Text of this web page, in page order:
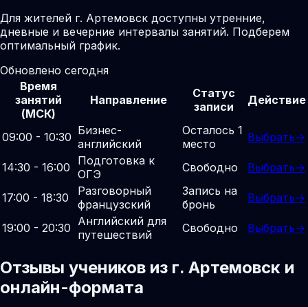
Для жителей г. Артемовск доступны утренние,
дневные и вечерние интервалы занятий. Подберем
оптимальный график.
Обновлено сегодня
Время
занятий
(МСК)
Направление
Статус
записи
Действие
09:00 - 10:30 Бизнес-
английский
Осталось 1
место
Выбрать→
14:30 - 16:00
Подготовка к
ОГЭ
Свободно Выбрать→
17:00 - 18:30
Разговорный
французский
Запись на
бронь
Выбрать→
19:00 - 20:30 Английский для
путешествий
Свободно Выбрать→
Отзывы учеников из г. Артемовск и
онлайн-формата